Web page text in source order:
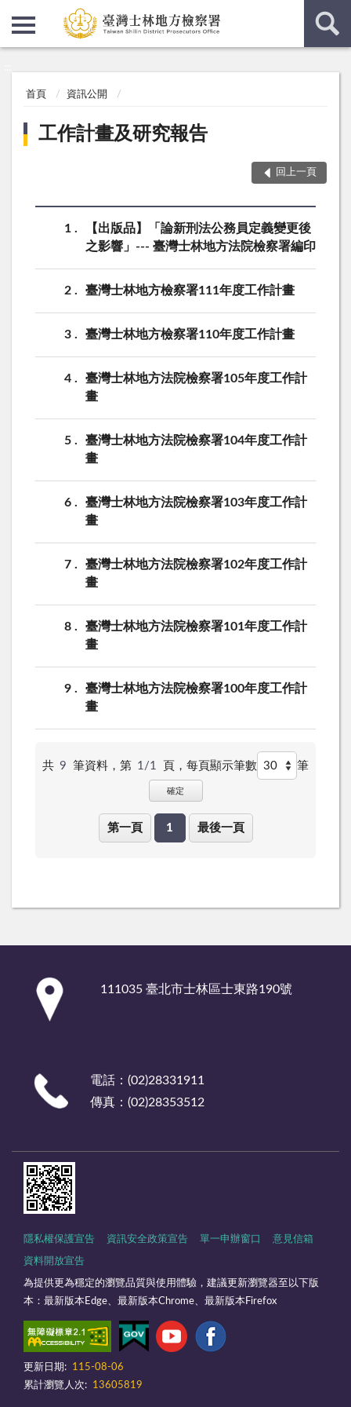
首頁 資訊公開
工作計畫及研究報告
回上一頁
1
【出版品】「論新刑法公務員定義變更後
之影響」--- 臺灣士林地方法院檢察署編印
2 臺灣士林地方檢察署111年度工作計畫
3 臺灣士林地方檢察署110年度工作計畫
4
臺灣士林地方法院檢察署105年度工作計
畫
5
臺灣士林地方法院檢察署104年度工作計
畫
6
臺灣士林地方法院檢察署103年度工作計
畫
7
臺灣士林地方法院檢察署102年度工作計
畫
8
臺灣士林地方法院檢察署101年度工作計
畫
9
臺灣士林地方法院檢察署100年度工作計
畫
共 9 筆資料，第 1/1 頁， 每頁顯示筆數 筆
確定
第一頁 1 最後一頁
111035 臺北市士林區士東路190號
電話：(02)28331911
傳真：(02)28353512
隱私權保護宣告 資訊安全政策宣告 單一申辦窗口 意見信箱
資料開放宣告
為提供更為穩定的瀏覽品質與使用體驗，建議更新瀏覽器至以下版
本：最新版本Edge、最新版本Chrome、最新版本Firefox
更新日期:
115-08-06
累計瀏覽人次:
13605819